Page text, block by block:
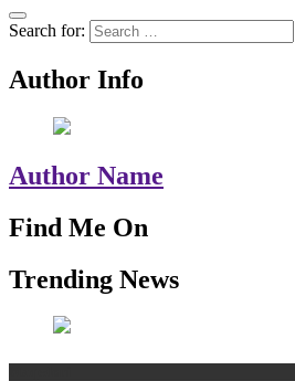
Search for:
Author Info
Author Name
Find Me On
Trending News